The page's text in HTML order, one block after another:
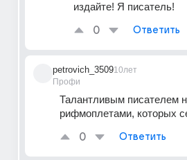
издайте! Я писатель!
0 Ответить
petrovich_3509
Профи
10лет
Талантливым писателем
рифмоплетами, которых
0 Ответить